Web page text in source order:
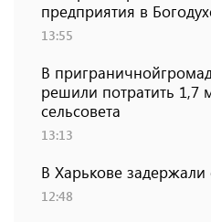
предприятия в
13:55
В
решили потратить 1,7
сельсовета
13:13
В Харькове задержали
12:48